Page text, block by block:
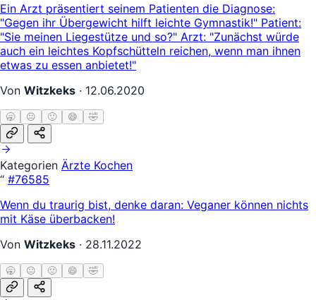
Ein Arzt präsentiert seinem Patienten die Diagnose:
"Gegen ihr Übergewicht hilft leichte Gymnastik!" Patient:
"Sie meinen Liegestütze und so?" Arzt: "Zunächst würde
auch ein leichtes Kopfschütteln reichen, wenn man ihnen
etwas zu essen anbietet!"
Von Witzkeks · 12.06.2020
🥱 😐 🙂 😄 🤣
Kategorien Ärzte Kochen
“ #76585
Wenn du traurig bist, denke daran: Veganer können nichts
mit Käse überbacken!
Von Witzkeks · 28.11.2022
🥱 😐 🙂 😄 🤣